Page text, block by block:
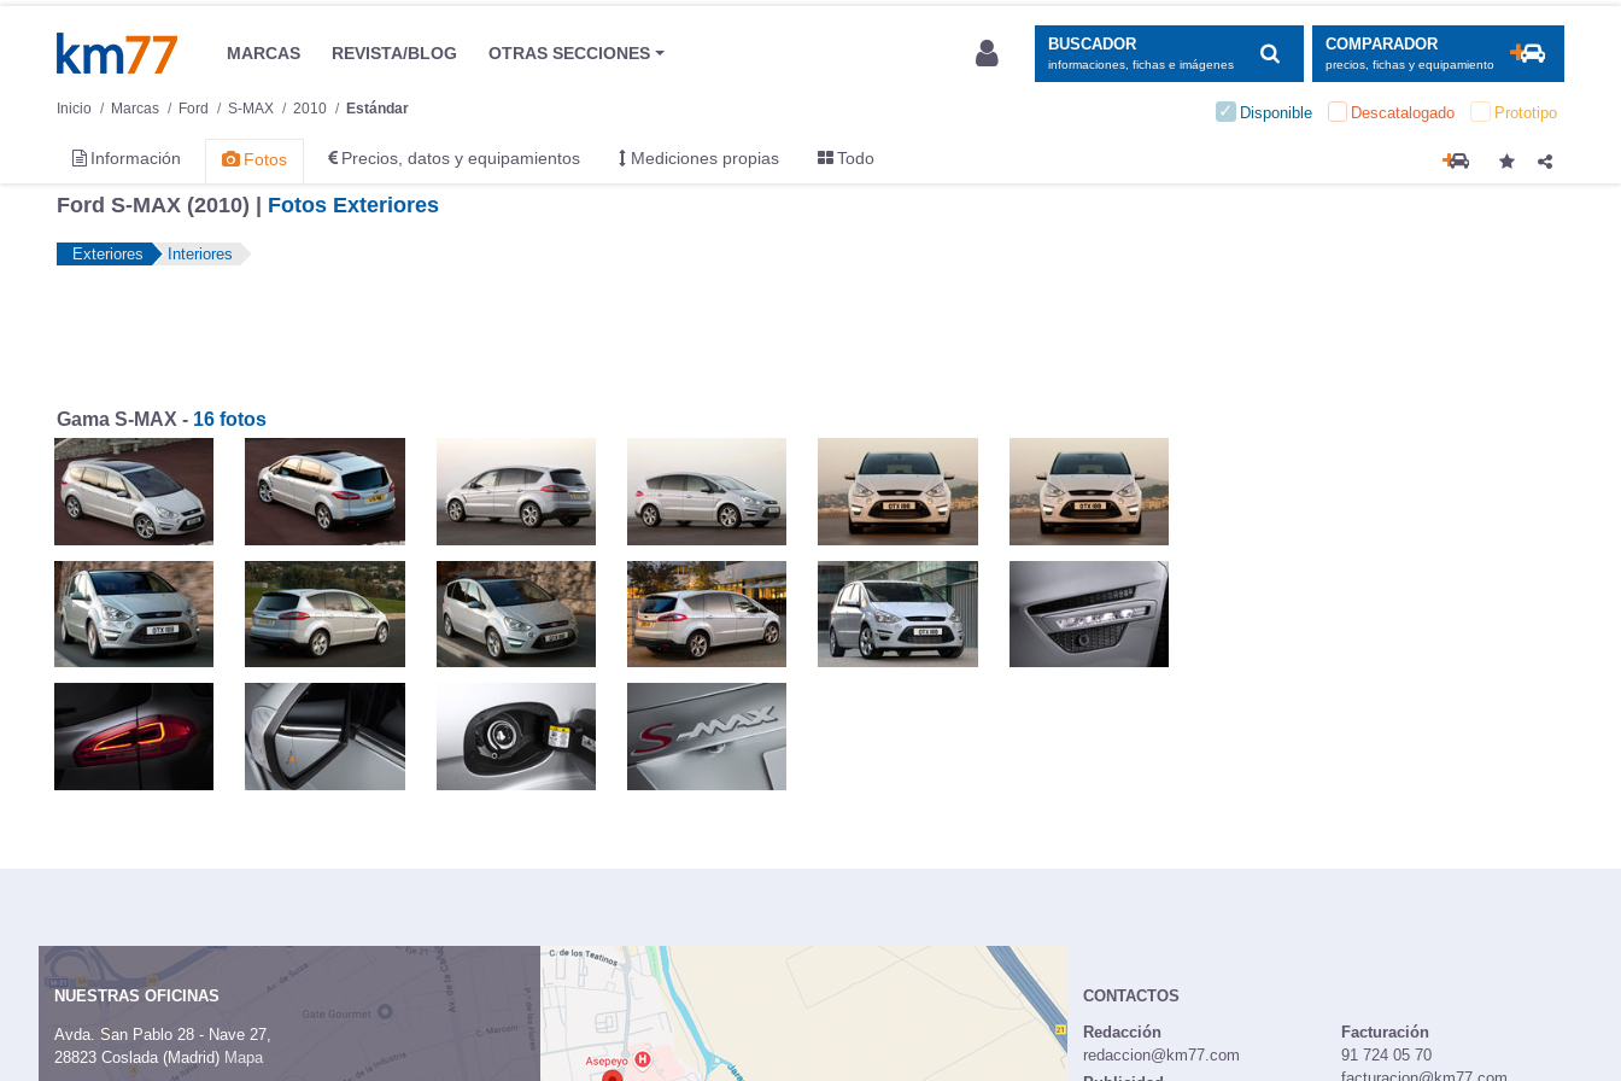
MARCAS REVISTA/BLOG OTRAS SECCIONES BUSCADOR
informaciones, fichas e imágenes
COMPARADOR
precios, fichas y equipamiento
Inicio Marcas Ford S-MAX 2010 Estándar Disponible Descatalogado Prototipo
Información Fotos Precios, datos y equipamientos Mediciones propias Todo
Ford S-MAX (2010) | Fotos Exteriores
Exteriores Interiores
Gama S-MAX - 16 fotos
NUESTRAS OFICINAS
Avda. San Pablo 28 - Nave 27,
28823 Coslada (Madrid) Mapa
CONTACTOS
Redacción
redaccion@km77.com
Facturación
91 724 05 70